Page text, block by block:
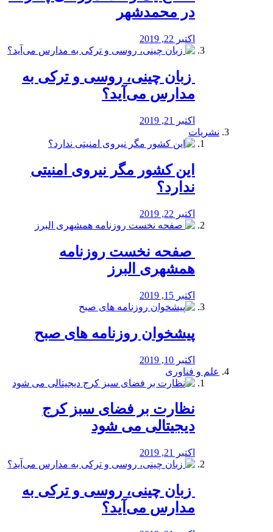
در محمدشهر
اکتبر 22, 2019
️ زبان چینی، روسی و ترکی به
مدارس می‌آید؟
اکتبر 21, 2019
نشریات
این کشور مگر نیروی امنیتی
ندارد؟
اکتبر 22, 2019
️ صفحه نخست روزنامه‌
همشهری البرز
اکتبر 15, 2019
پیشخوان روزنامه های صبح
اکتبر 10, 2019
علم و فناوری
نظارت بر فضای سبز کرج
دیجیتالی می شود
اکتبر 21, 2019
️ زبان چینی، روسی و ترکی به
مدارس می‌آید؟